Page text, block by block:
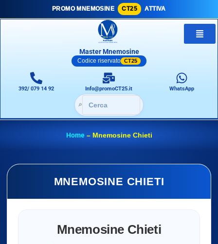
PROMO MNEMOSINE CT25 ATTIVA
Master Mnemosine
Codice riservato CT25
392/ 079 14 92 Info@promoCT25.it WhatsApp
🔎
Home– Mnemosine Chieti
MNEMOSINE CHIETI
Mnemosine Chieti